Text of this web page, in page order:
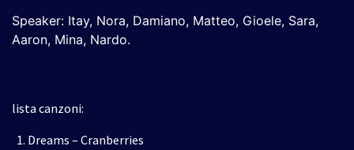
Speaker: Itay, Nora, Damiano, Matteo, Gioele, Sara,
Aaron, Mina, Nardo.
lista canzoni:
Dreams – Cranberries